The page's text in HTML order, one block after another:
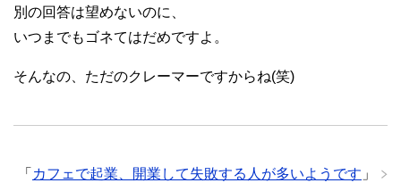
別の回答は望めないのに、
いつまでもゴネてはだめですよ。
そんなの、ただのクレーマーですからね(笑)
「 カフェで起業、開業して失敗する人が多いようです 」